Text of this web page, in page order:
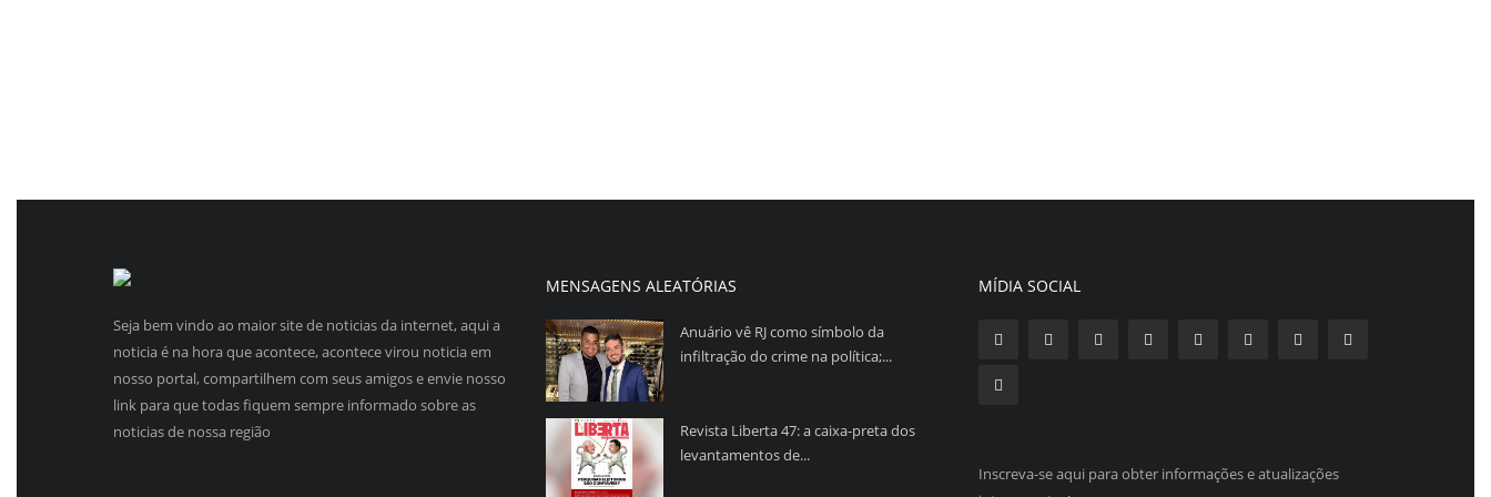
Seja bem vindo ao maior site de noticias da internet, aqui a
noticia é na hora que acontece, acontece virou noticia em
nosso portal, compartilhem com seus amigos e envie nosso
link para que todas fiquem sempre informado sobre as
noticias de nossa região
MENSAGENS ALEATÓRIAS
Anuário vê RJ como símbolo da
infiltração do crime na política;...
Revista Liberta 47: a caixa-preta dos
levantamentos de...
MÍDIA SOCIAL
Inscreva-se aqui para obter informações e atualizações